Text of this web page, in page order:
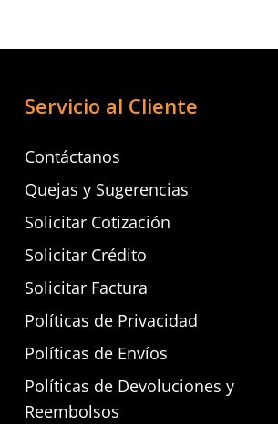
Servicio al Cliente
Contáctanos
Quejas y Sugerencias
Solicitar Cotización
Solicitar Crédito
Solicitar Factura
Políticas de Privacidad
Políticas de Envíos
Políticas de Devoluciones y
Reembolsos